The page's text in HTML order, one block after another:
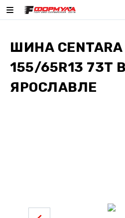
ШИНА
155/65R13 73T В
ЯРОСЛАВЛЕ